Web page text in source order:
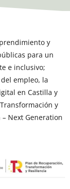
y
para un
e inclusivo;
empleo, la
en Castilla y
y
Next Generation